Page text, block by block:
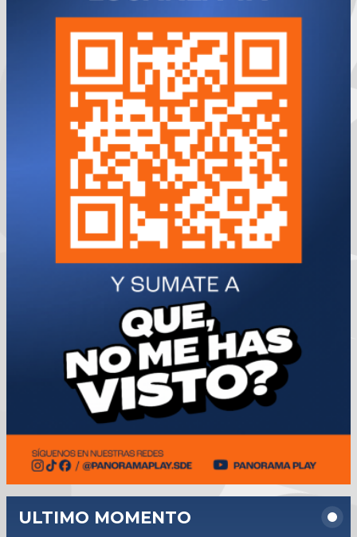
ULTIMO MOMENTO